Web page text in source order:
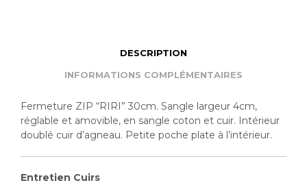
DESCRIPTION
INFORMATIONS COMPLÉMENTAIRES
Fermeture ZIP “RIRI” 30cm. Sangle largeur 4cm,
réglable et amovible, en sangle coton et cuir. Intérieur
doublé cuir d’agneau. Petite poche plate à l’intérieur.
Entretien Cuirs